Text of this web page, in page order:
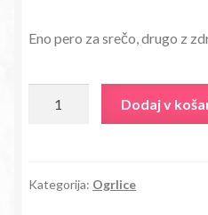
je
27,80€.
je:
Eno pero za srečo, drugo z
kristali
Dodaj v
Kategorija: Ogrlice